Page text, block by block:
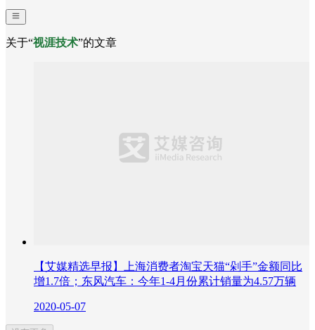
关于“视涯技术”的文章
【艾媒精选早报】上海消费者淘宝天猫“剁手”金额同比
增1.7倍；东风汽车：今年1-4月份累计销量为4.57万辆
2020-05-07